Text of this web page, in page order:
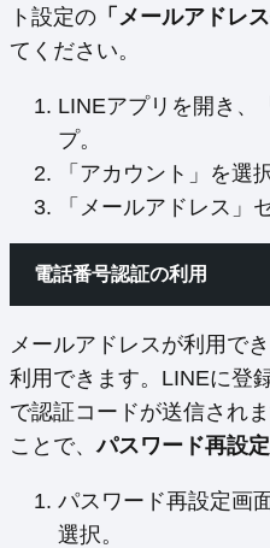
ト設定の 「メールアドレス
てください。
LINEアプリを開き、
プ。
「アカウント」を選択
「メールアドレス」
電話番号認証の利用
メールアドレスが利用で
利用できます。LINEに登
で認証コードが送信され
ことで、パスワード再設
パスワード再設定画
選択。